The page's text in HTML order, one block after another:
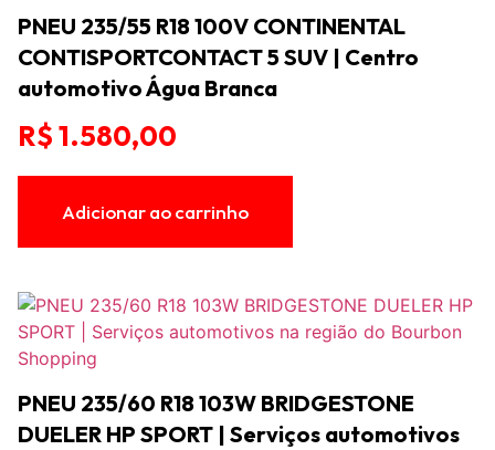
PNEU 235/55 R18 100V CONTINENTAL
CONTISPORTCONTACT 5 SUV | Centro
automotivo Água Branca
R$1.580,00
Adicionar ao carrinho
PNEU 235/60 R18 103W BRIDGESTONE
DUELER HP SPORT | Serviços automotivos